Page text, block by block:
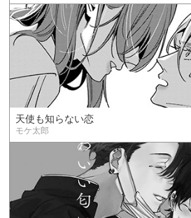
天使も知らない恋
モケ太郎